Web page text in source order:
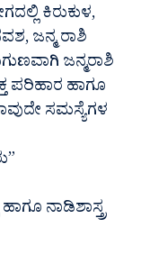
ಕಿರುಕುಳ,
ಜನ್ಮ ರಾಶಿ
ಜನ್ಮರಾಶಿ
ಪರಿಹಾರ ಹಾಗೂ
ಸಮಸ್ಯೆಗಳ
ಹಾಗೂ ನಾಡಿಶಾಸ್ತ್ರ